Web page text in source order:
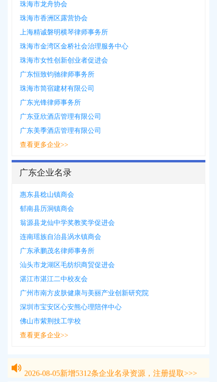
珠海市龙舟协会
珠海市香洲区露营协会
上海精诚磐明横琴律师事务所
珠海市金湾区金桥社会治理服务中心
珠海市女性创新创业者促进会
广东恒致钧驰律师事务所
珠海市简宿建材有限公司
广东光锋律师事务所
广东亚欣酒店管理有限公司
广东美季酒店管理有限公司
查看更多企业>>
广东企业名录
惠东县稔山镇商会
郁南县历洞镇商会
翁源县龙仙中学奖教奖学促进会
连南瑶族自治县涡水镇商会
广东承鹏茂名律师事务所
汕头市龙湖区毛纺织商贸促进会
湛江市湛江二中校友会
广州市南方皮肤健康与美丽产业创新研究院
深圳市宝安区心安熊心理陪伴中心
佛山市紫荆技工学校
查看更多企业>>
2026-08-05新增5312 条企业名录资源，注册提取>>>